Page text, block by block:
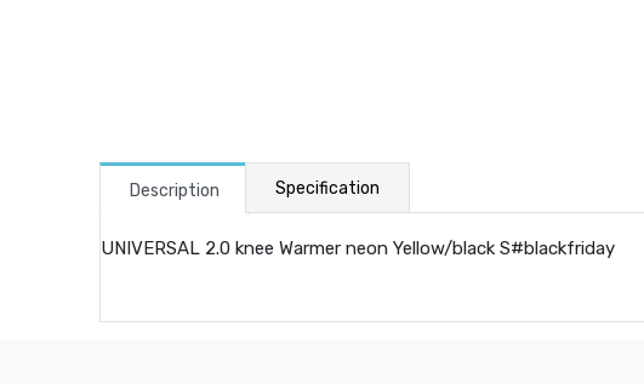
Description Specification
UNIVERSAL 2.0 knee Warmer neon Yellow/black S#blackfriday